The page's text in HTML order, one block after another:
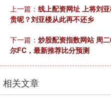
上一篇： 线上配资网址 上将刘
贵呢？刘亚楼从此再不还乡
下一篇： 炒股配资指数网站 周
尔FC，最新推荐比分预测
相关文章